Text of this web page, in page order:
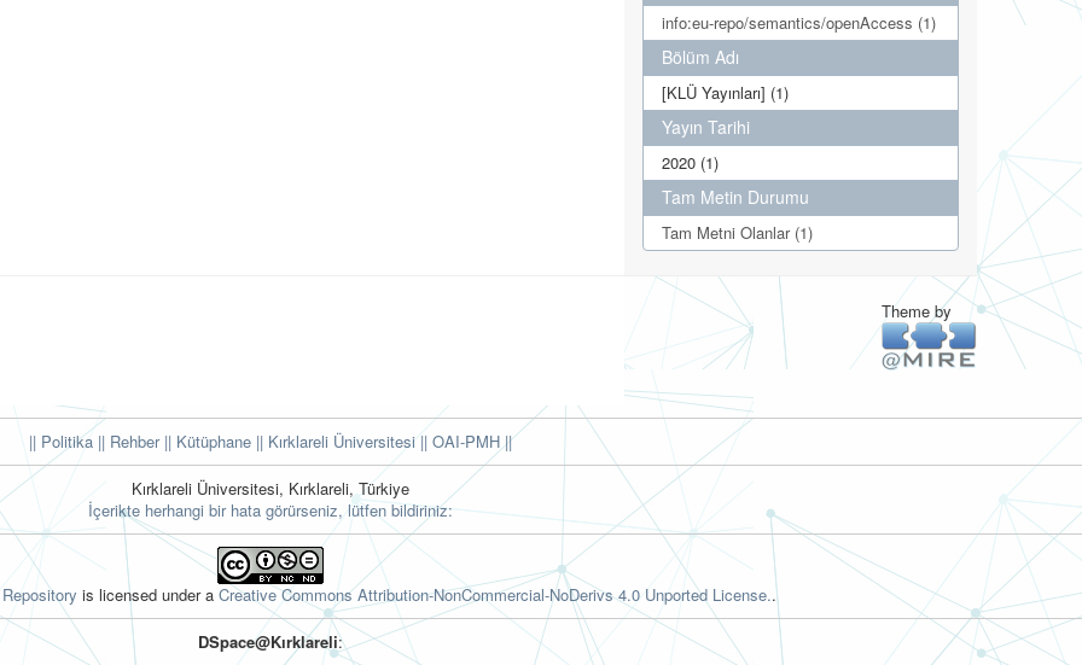
info:eu-repo/semantics/openAccess (1)
Bölüm Adı
[KLÜ Yayınları] (1)
Yayın Tarihi
2020 (1)
Tam Metin Durumu
Tam Metni Olanlar (1)
Theme by
|| Politika || Rehber|| Kütüphane || Kırklareli Üniversitesi || OAI-PMH ||
Kırklareli Üniversitesi, Kırklareli, Türkiye
İçerikte herhangi bir hata görürseniz, lütfen bildiriniz:
is licensed under a Creative Commons Attribution-NonCommercial-NoDerivs 4.0 Unported License..
DSpace@Kırklareli: